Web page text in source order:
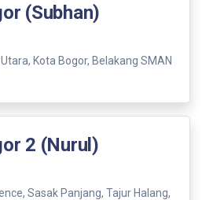
(Subhan)
Kota Bogor, Belakang SMAN
2 (Nurul)
Sasak Panjang, Tajur Halang,